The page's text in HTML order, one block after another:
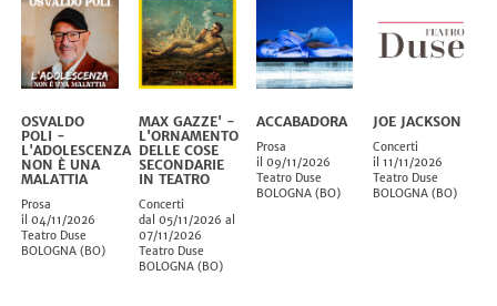
OSVALDO
POLI -
L'ADOLESCENZA
NON È UNA
MALATTIA
Prosa
il 04/11/2026
Teatro Duse
BOLOGNA (BO)
MAX GAZZE' -
L'ORNAMENTO
DELLE COSE
SECONDARIE
IN TEATRO
Concerti
dal 05/11/2026 al
07/11/2026
Teatro Duse
BOLOGNA(BO)
ACCABADORA
Prosa
il 09/11/2026
Teatro Duse
BOLOGNA(BO)
JOE JACKSON
Concerti
il 11/11/2026
Teatro Duse
BOLOGNA (BO)